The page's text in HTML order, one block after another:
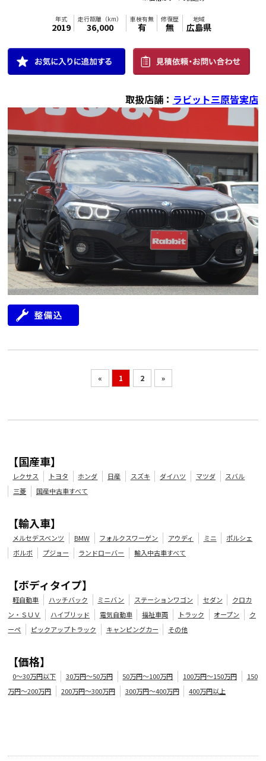
2015 128,000 有 無 広島県
年式
2019 広島県
取扱店舗： ラビット三原皆実店
« 1 2 »
【国産車】
レクサス トヨタ ホンダ 日産 スズキ ダイハツ マツダ
スバル
三菱
国産中古車すべて
【輸入車】
メルセデスベンツ BMW フォルクスワーゲン アウディ ミニ
ポルシェ
ボルボ
プジョー ランドローバー 輸入中古車すべて
【ボディタイプ】
軽自動車 ハッチバック ミニバン ステーションワゴン セダン
クロカ
ン・ＳＵＶ
ハイブリッド 電気自動車 福祉車両 トラック オープン
ク
ーペ
ピックアップトラック キャンピングカー その他
【価格】
0～30万円以下 30万円～50万円 50万円～100万円 100万円～150万円
150
万円～200万円
200万円～300万円 300万円～400万円 400万円以上